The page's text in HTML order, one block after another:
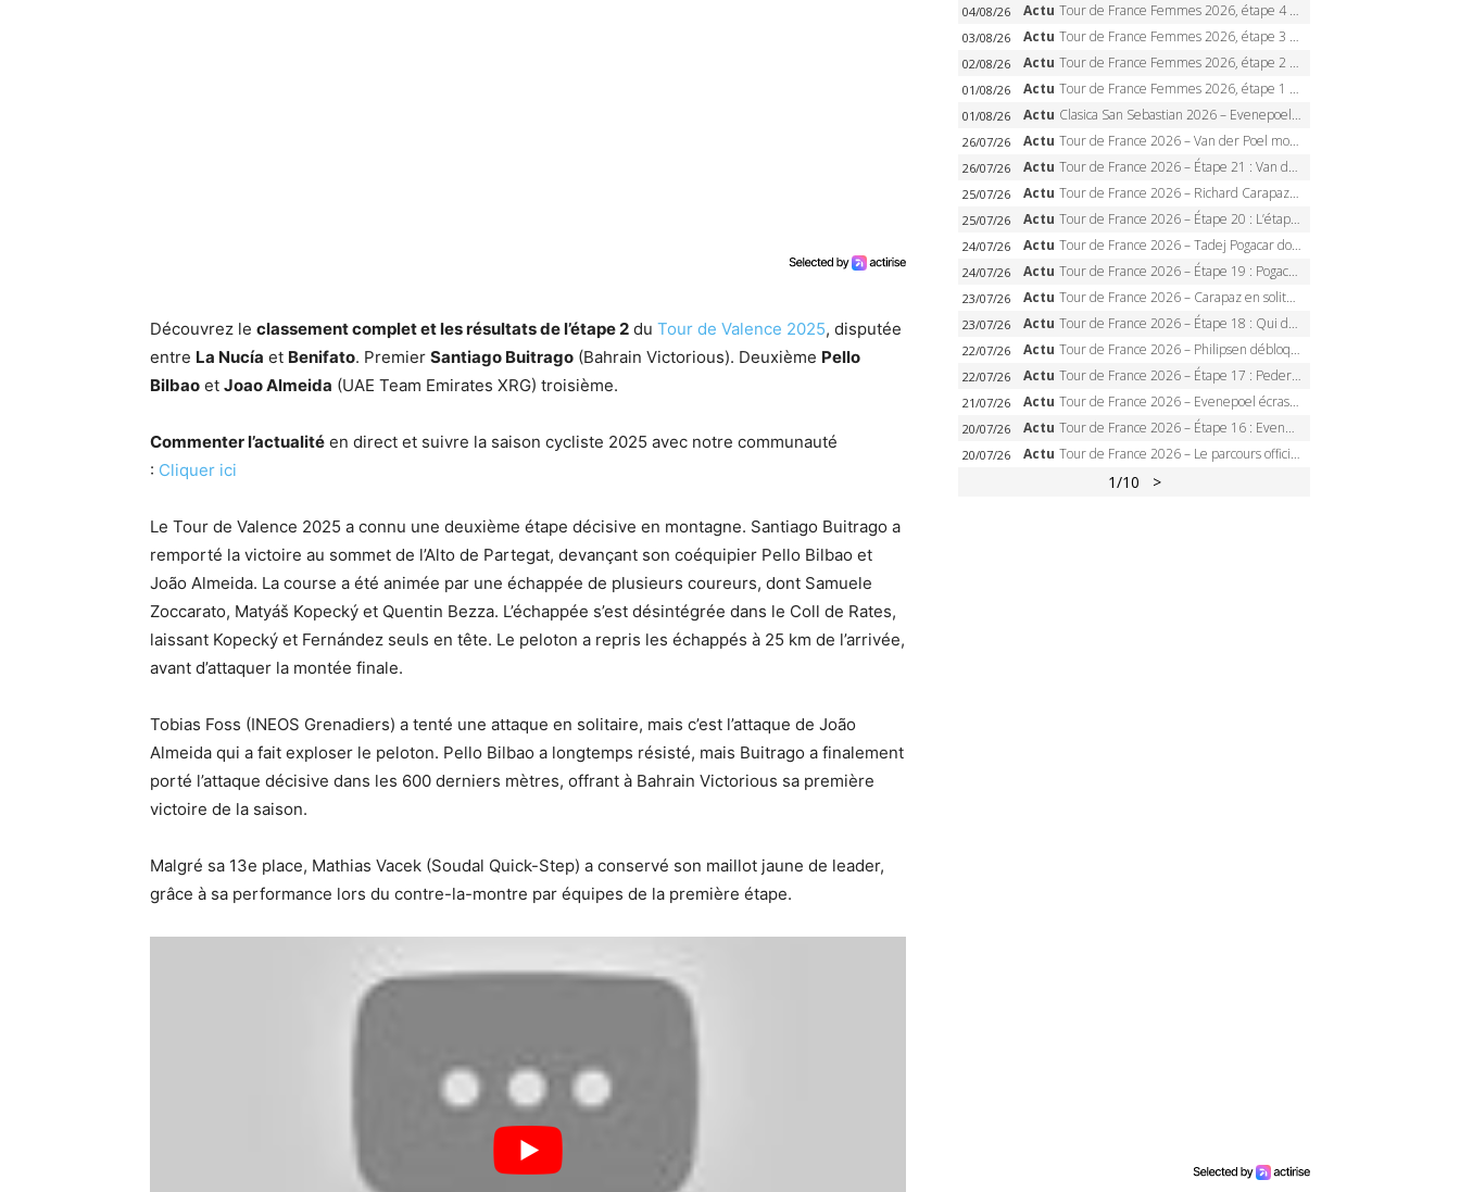
Découvrez le classement complet et les résultats de l’étape 2 du Tour de Valence 2025, disputée
entre La Nucía et Benifato. Premier Santiago Buitrago (Bahrain Victorious). Deuxième Pello
Bilbao et Joao Almeida (UAE Team Emirates XRG) troisième.
Commenter l’actualité en direct et suivre la saison cycliste 2025 avec notre communauté
: Cliquer ici
Le Tour de Valence 2025 a connu une deuxième étape décisive en montagne. Santiago Buitrago a
remporté la victoire au sommet de l’Alto de Partegat, devançant son coéquipier Pello Bilbao et
João Almeida. La course a été animée par une échappée de plusieurs coureurs, dont Samuele
Zoccarato, Matyáš Kopecký et Quentin Bezza. L’échappée s’est désintégrée dans le Coll de Rates,
laissant Kopecký et Fernández seuls en tête. Le peloton a repris les échappés à 25 km de l’arrivée,
avant d’attaquer la montée finale.
Tobias Foss (INEOS Grenadiers) a tenté une attaque en solitaire, mais c’est l’attaque de João
Almeida qui a fait exploser le peloton. Pello Bilbao a longtemps résisté, mais Buitrago a finalement
porté l’attaque décisive dans les 600 derniers mètres, offrant à Bahrain Victorious sa première
victoire de la saison.
Malgré sa 13e place, Mathias Vacek (Soudal Quick-Step) a conservé son maillot jaune de leader,
grâce à sa performance lors du contre-la-montre par équipes de la première étape.
04/08/26 Actu Tour de France Femmes 2026, étape 4 – Marlen Reusser écrase le chrono, Ferrand-Prévot en crise
03/08/26 Actu Tour de France Femmes 2026, étape 3 – Sigrid Haugset en solitaire, 88 km d’échappée, maillot jaune
02/08/26 Actu Tour de France Femmes 2026, étape 2 – Lorena Wiebes doublé à Genève, Markus héroïque, 7e record
01/08/26 Actu Tour de France Femmes 2026, étape 1 – Lorena Wiebes intouchable à Lausanne, premier maillot jaune
01/08/26 Actu Clasica San Sebastian 2026 – Evenepoel recordman, 4e victoire, Carapaz battu au sprint
26/07/26 Actu Tour de France 2026 – Van der Poel monumental à Paris, Pogacar égale le record des cinq sacres
26/07/26 Actu Tour de France 2026 – Étape 21 : Van der Poel, Pogacar, qui succédera à Wout van Aert sur les Champs-Elysées ?
25/07/26 Actu Tour de France 2026 – Richard Carapaz roi des Alpes, doublé et maillot à pois, Seixas perd le podium
25/07/26 Actu Tour de France 2026 – Étape 20 : L’étape reine, Galibier, Sarenne, Alpe d’Huez, qui succédera à Pogacar ?
24/07/26 Actu Tour de France 2026 – Tadej Pogacar dompte l’Alpe d’Huez, 5e victoire, record de Pantani pulvérisé
24/07/26 Actu Tour de France 2026 – Étape 19 : Pogacar peut-il enfin dompter l’Alpe d’Huez ?
23/07/26 Actu Tour de France 2026 – Carapaz en solitaire à Orcières-Merlette, Paret-Peintre à un point du maillot à pois
23/07/26 Actu Tour de France 2026 – Étape 18 : Qui domptera Orcières-Merlette, première marche vers l’Alpe d’Huez ?
22/07/26 Actu Tour de France 2026 – Philipsen débloque son compteur à Voiron, Pedersen en danger pour le maillot vert
22/07/26 Actu Tour de France 2026 – Étape 17 : Pedersen peut-il verrouiller le maillot vert à Voiron ?
21/07/26 Actu Tour de France 2026 – Evenepoel écrase le chrono d’Évian, Seixas 4e, Lipowitz abandonne
20/07/26 Actu Tour de France 2026 – Étape 16 : Evenepoel, Pogacar, Ganna… qui domptera le chrono d’Évian pour redessiner le podium ?
20/07/26 Actu Tour de France 2026 – Le parcours officiel complet : 21 étapes, profils, carte et dates
1/10 >